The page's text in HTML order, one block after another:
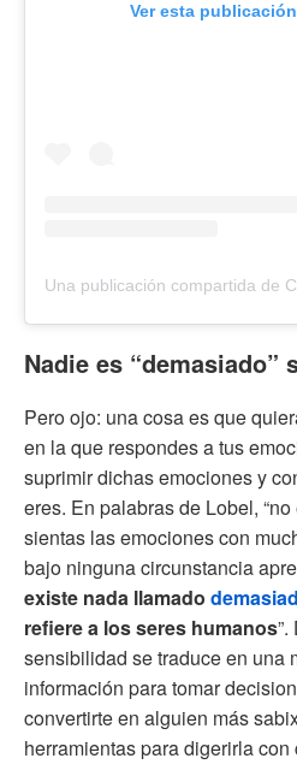
Ver esta
Nadie es “demasiado”
Pero ojo: una cosa es que
en la que respondes a tus
suprimir dichas emociones y
eres. En palabras de Lobel,
sientas las emociones con
bajo ninguna circunstancia
existe nada llamado
refiere a los seres humanos
sensibilidad se traduce en una
información para tomar
convertirte en alguien más
herramientas para digerirla con